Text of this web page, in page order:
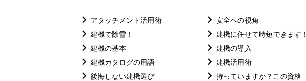
アタッチメント活用術
安全への視角
建機で除雪！
建機に任せて時短できます！
建機の基本
建機の導入
建機カタログの用語
建機活用術
後悔しない建機選び
持っていますか？この資格